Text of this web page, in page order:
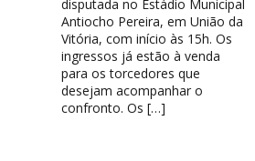
disputada no Estádio Municipal
Antiocho Pereira, em União da
Vitória, com início às 15h. Os
ingressos já estão à venda
para os torcedores que
desejam acompanhar o
confronto. Os […]